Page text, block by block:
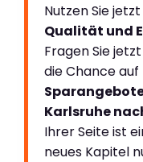
Nutzen Sie
Qualität und
Fragen Sie
die Chance auf
Karlsruhe
Ihrer Seite ist
neues Kapitel